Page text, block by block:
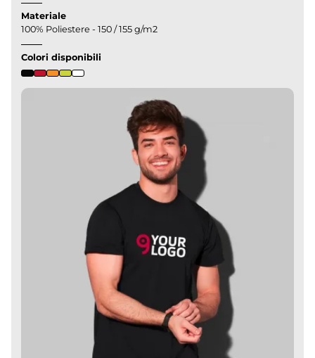
Materiale
100% Poliestere - 150 / 155 g/m2
Colori disponibili